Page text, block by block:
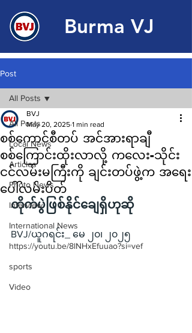
Burma VJ
Post
All Posts
Local News
Articles
Photo News
Interview
International News
https://youtu.be/8lNHxEfuuao?si=vef
sports
Video
All Posts
စစ်ကောင်စီတပ် အင်အားရာချီ
စစ်ကြောင်းထိုးလာလို့ ကလေး-သိုင်း
ငင်လမ်းမကြီးကို ချင်းတပ်ဖွဲ့က အရေး
ပေါ်လမ်းပိတ်
BVJ
May 20, 2025 1 min read
တိုက်ပွဲဖြစ်နိုင်ချေရှိဟုဆို
BVJ/ယူဂရင်း_ မေ ၂၀၊ ၂၀၂၅